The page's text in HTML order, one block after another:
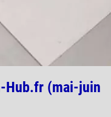
Hub.fr (mai-juin